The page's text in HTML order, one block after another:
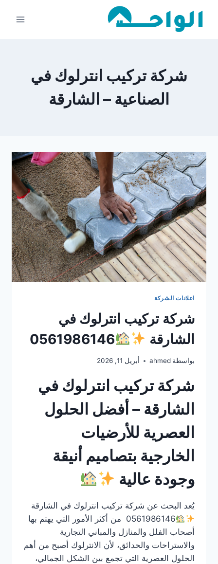
شركة تركيب انترلوك في
الصناعية – الشارقة
اعلانات الشركة
شركة تركيب انترلوك في
الشارقة
0561986146
بواسطة ahmed أبريل 11, 2026
شركة تركيب انترلوك في
الشارقة – أفضل الحلول
العصرية للأرضيات
الخارجية بتصاميم أنيقة
وجودة عالية
يُعد البحث عن شركة تركيب انترلوك في الشارقة
0561986146 من أكثر الأمور التي يهتم بها
أصحاب الفلل والمنازل والمباني التجارية
والاستراحات والحدائق، لأن الانترلوك أصبح من أهم
الحلول العصرية التي تجمع بين الشكل الجمالي،